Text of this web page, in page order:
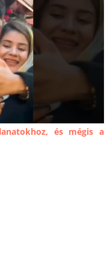
és mégis a